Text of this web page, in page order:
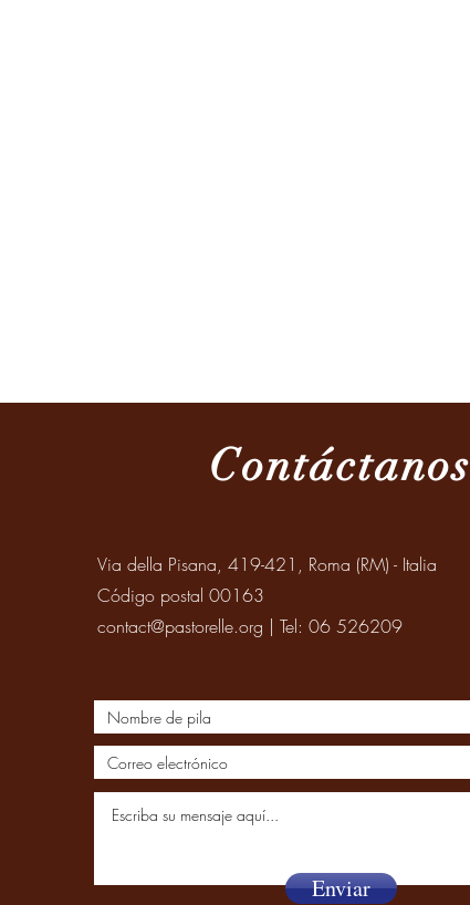
Contáctanos
Via della Pisana, 419-421, Roma (RM) - Italia
Código postal 00163
contact@pastorelle.org | Tel: 06 526209
Enviar